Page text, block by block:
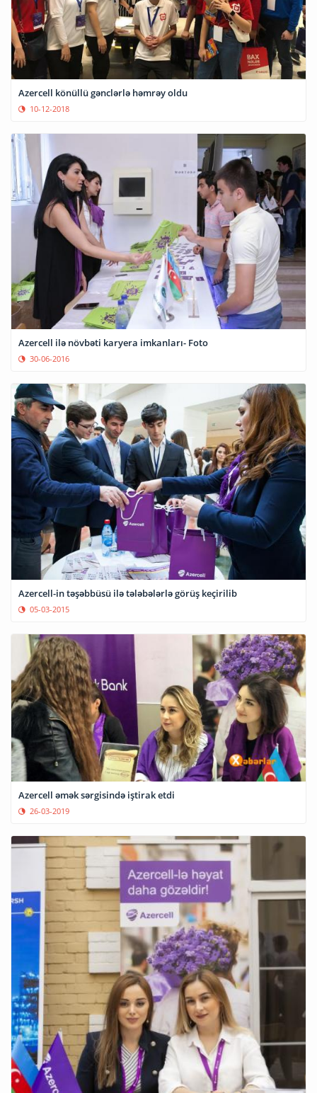
Azercell könüllü gənclərlə həmrəy oldu
10-12-2018
Azercell ilə növbəti karyera imkanları- Foto
30-06-2016
Azercell-in təşəbbüsü ilə tələbələrlə görüş keçirilib
05-03-2015
Azercell əmək sərgisində iştirak etdi
26-03-2019